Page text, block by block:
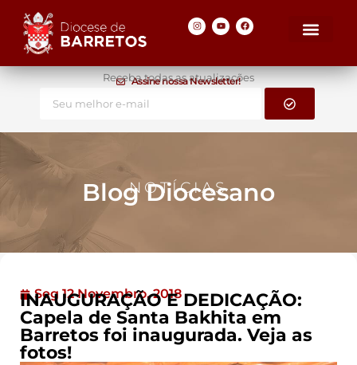
Assine nossa Newsletter!
Receba todas as atualizações
NOTÍCIAS
Blog Diocesano
Seg 12 Novembro, 2018
INAUGURAÇÃO E DEDICAÇÃO:
Capela de Santa Bakhita em
Barretos foi inaugurada. Veja as
fotos!